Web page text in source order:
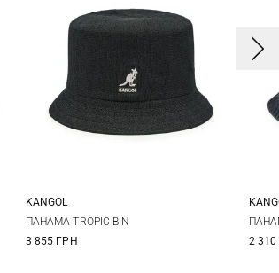
S M
KANGOL
ПАНАМА TROPIC BIN
3 855 ГРН
S
2